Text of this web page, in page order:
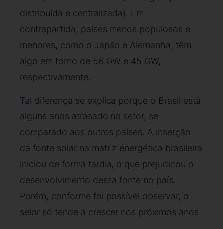
distribuída e centralizada). Em
contrapartida, países menos populosos e
menores, como o Japão e Alemanha, têm
algo em torno de 56 GW e 45 GW,
respectivamente.
Tal diferença se explica porque o Brasil está
alguns anos atrasado no setor, se
comparado aos outros países. A inserção
da fonte solar na matriz energética brasileira
iniciou de forma tardia, o que prejudicou o
desenvolvimento dessa fonte no país.
Porém, conforme foi possível observar, o
selor só tende a crescer nos próximos anos.